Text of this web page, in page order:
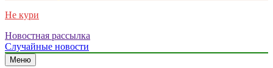
Не кури
Новостная рассылка
Случайные новости
Меню